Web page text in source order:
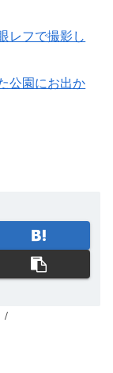
レフで撮影し
公園にお出か